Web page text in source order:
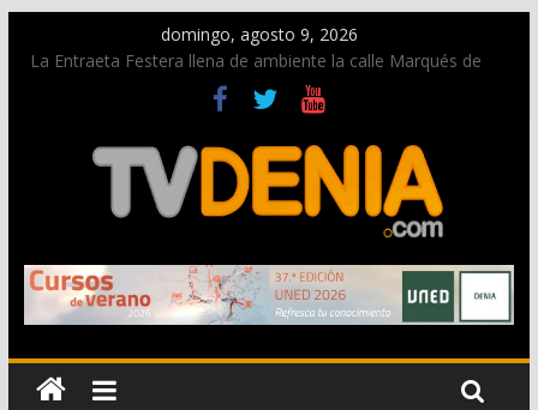
domingo, agosto 9, 2026
La Entraeta Festera llena de ambiente la calle Marqués de
Campo con la recepción a la Capitanía Cristiana
Dos personas fallecen en un grave accidente en la N-332
entre Benissa y Calp
Una nueva oportunidad para donar sangre en Cruz Roja
El bando moro protagonista en la Segunda Entraeta Festera
Paco Adsuar dona al Arxiu de Dénia más de 50.000 imágenes
de la memoria visual de la ciudad